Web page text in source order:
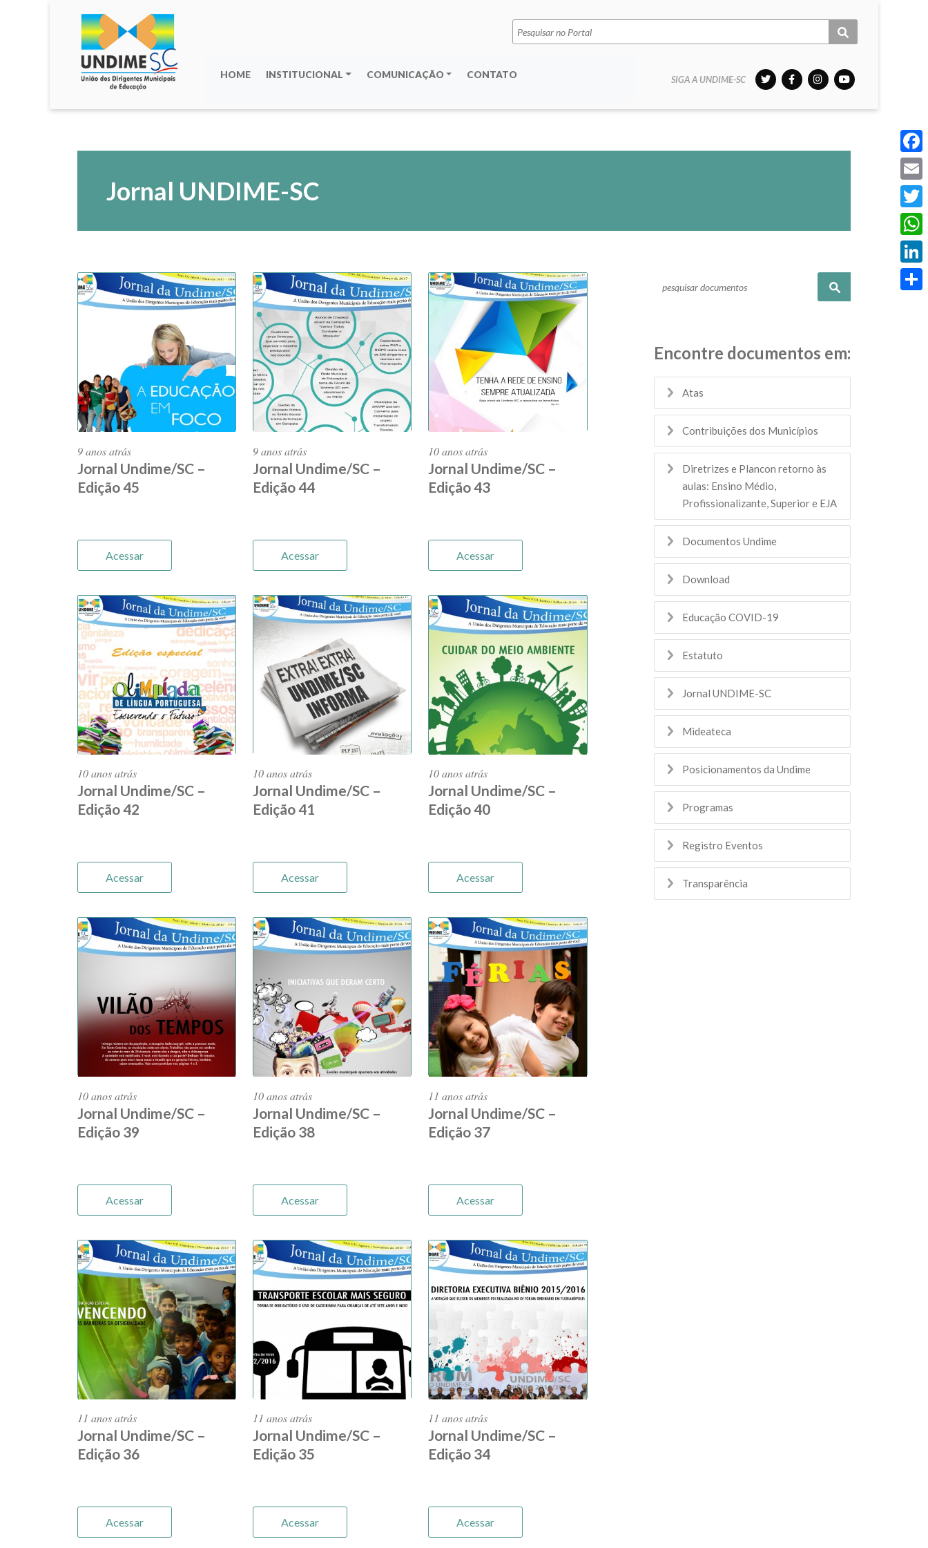
Pesquisar
por:
HOME INSTITUCIONAL COMUNICAÇÃO CONTATO SIGA A UNDIME-SC
Jornal UNDIME-SC
9 anos atrás
Jornal Undime/SC –
Edição 45
Acessar
9 anos atrás
Jornal Undime/SC –
Edição 44
Acessar
10 anos atrás
Jornal Undime/SC –
Edição 43
Acessar
10 anos atrás
Jornal Undime/SC –
Edição 42
Acessar
10 anos atrás
Jornal Undime/SC –
Edição 41
Acessar
10 anos atrás
Jornal Undime/SC –
Edição 40
Acessar
10 anos atrás
Jornal Undime/SC –
Edição 39
Acessar
10 anos atrás
Jornal Undime/SC –
Edição 38
Acessar
11 anos atrás
Jornal Undime/SC –
Edição 37
Acessar
11 anos atrás
Jornal Undime/SC –
Edição 36
Acessar
11 anos atrás
Jornal Undime/SC –
Edição 35
Acessar
11 anos atrás
Jornal Undime/SC –
Edição 34
Acessar
Encontre documentos em:
Atas
Contribuições dos Municípios
Diretrizes e Plancon retorno às
aulas: Ensino Médio,
Profissionalizante, Superior e EJA
Documentos Undime
Download
Educação COVID-19
Estatuto
Jornal UNDIME-SC
Mideateca
Posicionamentos da Undime
Programas
Registro Eventos
Transparência
Email